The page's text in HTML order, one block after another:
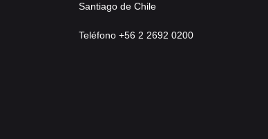
Santiago de Chile
Teléfono +56 2 2692 0200